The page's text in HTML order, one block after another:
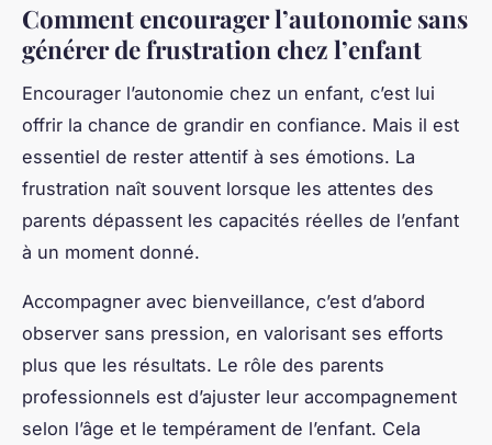
Comment encourager l’autonomie sans
générer de frustration chez l’enfant
Encourager l’autonomie chez un enfant, c’est lui
offrir la chance de grandir en confiance. Mais il est
essentiel de rester attentif à ses émotions. La
frustration naît souvent lorsque les attentes des
parents dépassent les capacités réelles de l’enfant
à un moment donné.
Accompagner avec bienveillance, c’est d’abord
observer sans pression, en valorisant ses efforts
plus que les résultats. Le rôle des parents
professionnels est d’ajuster leur accompagnement
selon l’âge et le tempérament de l’enfant. Cela